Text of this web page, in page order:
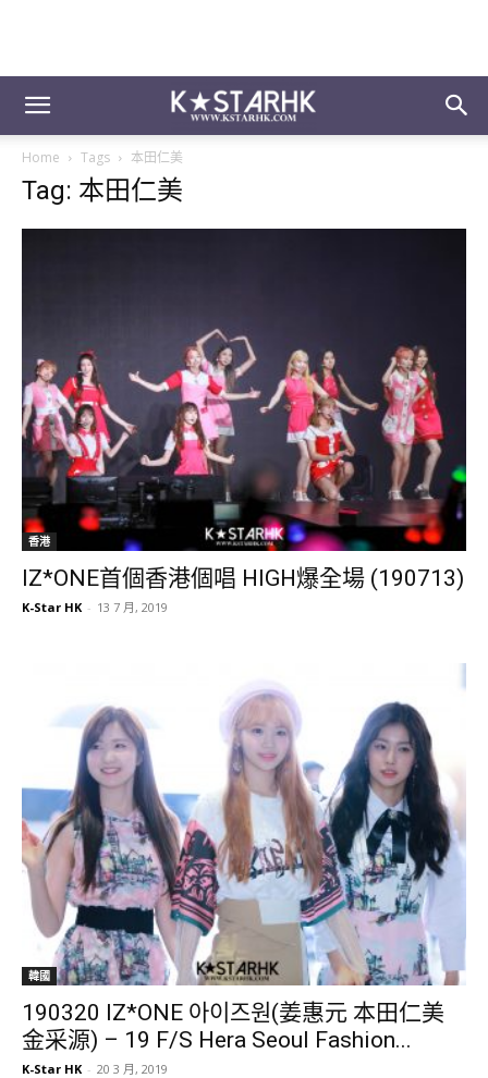
Home Tags 本田仁美
Tag: 本田仁美
香港
IZ*ONE首個香港個唱 HIGH爆全場 (190713)
K-Star HK - 13 7 月, 2019
韓國
190320 IZ*ONE 아이즈원(姜惠元 本田仁美
金采源) – 19 F/S Hera Seoul Fashion...
K-Star HK - 20 3 月, 2019